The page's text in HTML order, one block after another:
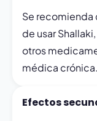
Se recomienda
de usar
otros
médica crónica.
Efectos